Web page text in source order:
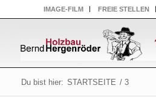
IMAGE-FILM FREIE STELLEN
Du bist hier: STARTSEITE / 3